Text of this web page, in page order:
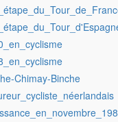
Chimay-Binche